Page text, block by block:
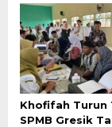
Khofifah Turun
SPMB Gresik